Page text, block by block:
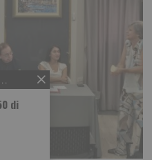
di